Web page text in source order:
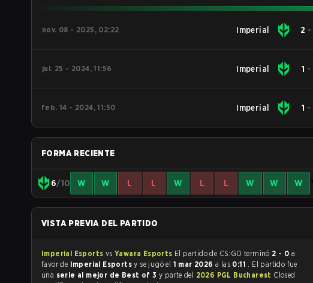
nov. 08 - 2025, 02:22 Imperial 2 -
jul. 25 - 2024, 11:56 Imperial 1 -
feb. 14 - 2024, 11:50 Imperial 1 -
FORMA RECIENTE
6/10 W W L L W L L W W W
VISTA PREVIA DEL PARTIDO
Imperial Esports vs Yawara Esports El partido de CS:GO terminó 2 - 0
favor de Imperial Esportsy se jugó el 1 mar 2026 a las 0:11 . El partido fue
una serie al mejor de Best of 3 y parte del 2026 PGL Bucharest Closed